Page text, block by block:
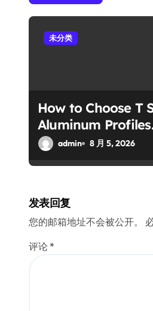
未分类
How to Choose T
Aluminum Profiles
for Industrial
admin 8 月 5, 2026
发表回复
您的邮箱地址不会被公开。
评论 *